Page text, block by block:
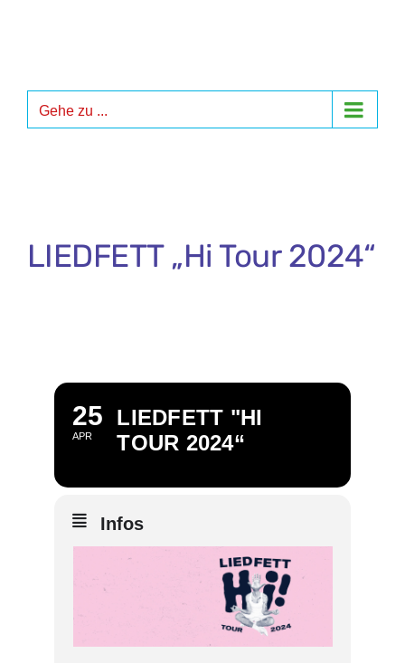
Gehe zu ...
LIEDFETT „Hi Tour 2024“
25
APR
LIEDFETT "HI
TOUR 2024“
Infos